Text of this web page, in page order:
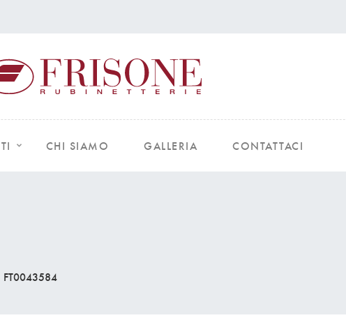
CHI SIAMO GALLERIA CONTATTACI
FT0043584